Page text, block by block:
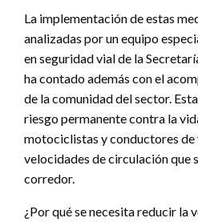
La implementación de estas
analizadas por un equipo
en seguridad vial de la
ha contado además con el
de la comunidad del sector.
riesgo permanente contra la
motociclistas y conductores de
velocidades de circulación que
corredor.
¿Por qué se necesita reducir la